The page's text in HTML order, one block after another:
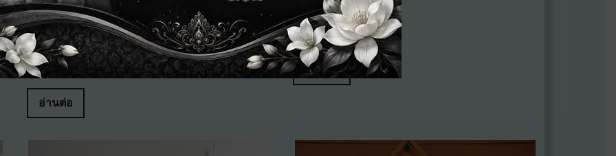
เหตุ เตรียมรับมือเหตุไฟไหม้ แผ่นดินไหว เมื่อเกิดเหตุ
ในบริเวณโรงเรียน
กรกฎาคม 27, 2026
อ่านต่อ
พระวชิรเกล้าเจ้าอยู่หัว
กรกฎาคม 27, 2026
อ่านต่อ